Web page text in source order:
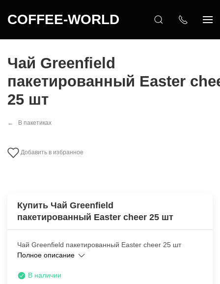
COFFEE-WORLD
Чай Greenfield
пакетированный Easter
25 шт
В пакетиках
Добавить в избранное
Купить Чай Greenfield
пакетированный Easter cheer 25 шт
Чай Greenfield пакетированный Easter cheer 25 шт
Полное описание
В наличии